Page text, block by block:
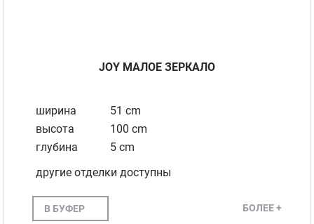
JOY МАЛOE ЗЕРКАЛО
ширина
51 cm
высота
100 cm
глубина
5 cm
другие отделки доступны
В БУФЕР БОЛЕЕ +